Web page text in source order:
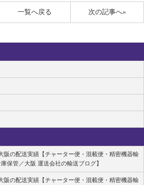
次の記事へ»
一覧へ戻る
阪の配送実績【チャーター便・混載便・精密機器輸
保管／大阪 運送会社の輸送ブログ】
阪の配送実績【チャーター便・混載便・精密機器輸